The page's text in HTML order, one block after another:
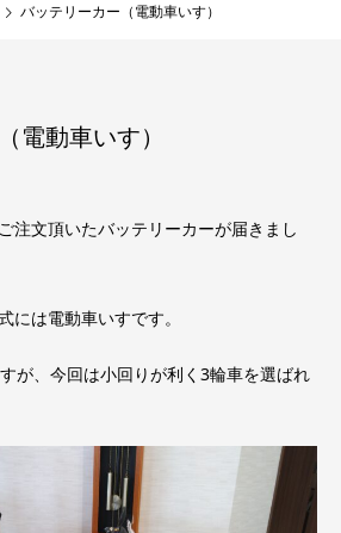
バッテリーカー（電動車いす）
電動車いす）
注文頂いたバッテリーカーが届きまし
には電動車いすです。
が、今回は小回りが利く3輪車を選ばれ